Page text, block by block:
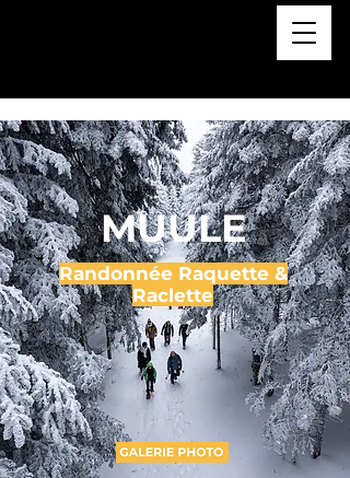
MUULE
Randonnée Raquette &
Raclette